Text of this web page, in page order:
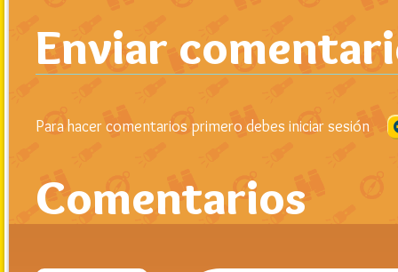
Enviar
Para hacer comentarios primero debes iniciar sesión
Comentarios